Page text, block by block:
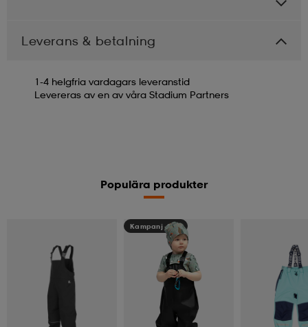
Leverans & betalning
1-4 helgfria vardagars leveranstid
Levereras av en av våra Stadium Partners
Populära produkter
Kampanj -25%